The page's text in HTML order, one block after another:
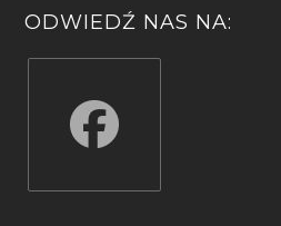
ODWIEDŹ NAS NA: